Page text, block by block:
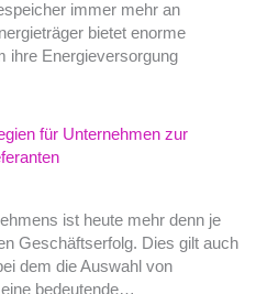
immer mehr an
bietet enorme
ihre Energieversorgung
für Unternehmen zur
ist heute mehr denn je
Geschäftserfolg. Dies gilt auch
dem die Auswahl von
bedeutende…